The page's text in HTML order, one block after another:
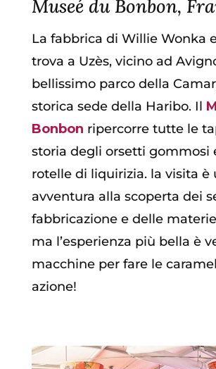
Museé du Bonbon,
La fabbrica di Willie Wonka
trova a Uzès, vicino ad
bellissimo parco della
storica sede della Haribo. Il
Bonbon ripercorre tutte le
storia degli orsetti gommosi
rotelle di liquirizia. la visita è
avventura alla scoperta dei
fabbricazione e delle
ma l’esperienza più bella è
macchine per fare le
azione!